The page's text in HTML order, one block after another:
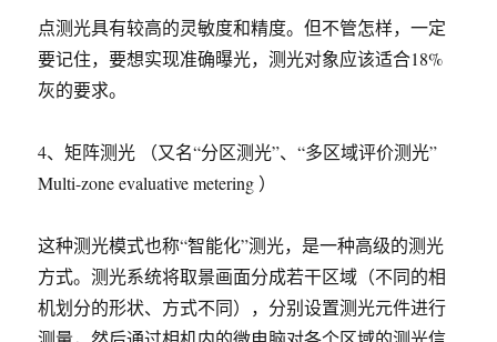
点测光具有较高的灵敏度和精度。但不管怎样，一定
要记住，要想实现准确曝光，测光对象应该适合18%
灰的要求。
4、矩阵测光 （又名“分区测光”、“多区域评价测光”
Multi-zone evaluative metering ）
这种测光模式也称“智能化”测光，是一种高级的测光
方式。测光系统将取景画面分成若干区域（不同的相
机划分的形状、方式不同），分别设置测光元件进行